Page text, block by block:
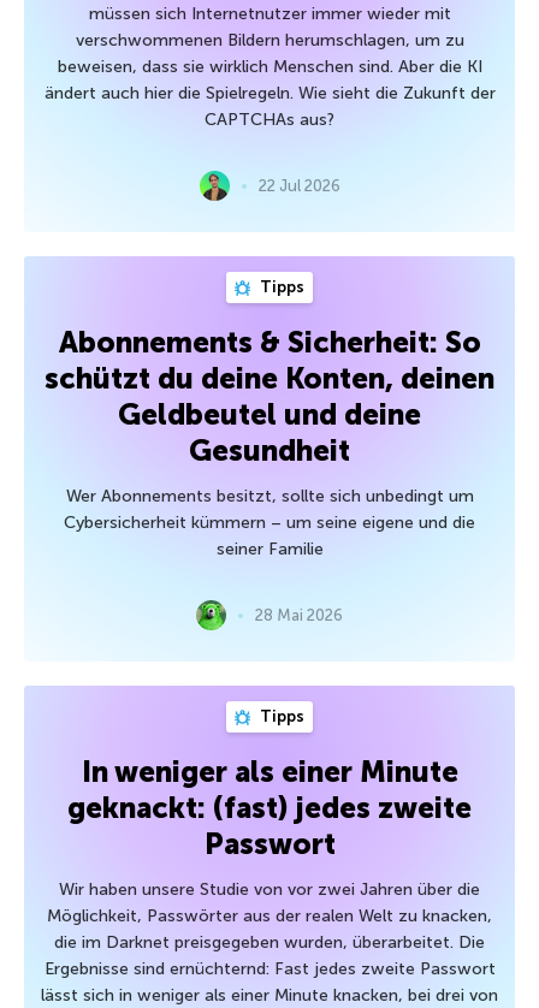
müssen sich Internetnutzer immer wieder mit
verschwommenen Bildern herumschlagen, um zu
beweisen, dass sie wirklich Menschen sind. Aber die KI
ändert auch hier die Spielregeln. Wie sieht die Zukunft der
CAPTCHAs aus?
22 Jul 2026
Tipps
Abonnements & Sicherheit: So
schützt du deine Konten, deinen
Geldbeutel und deine
Gesundheit
Wer Abonnements besitzt, sollte sich unbedingt um
Cybersicherheit kümmern – um seine eigene und die
seiner Familie
28 Mai 2026
Tipps
In weniger als einer Minute
geknackt: (fast) jedes zweite
Passwort
Wir haben unsere Studie von vor zwei Jahren über die
Möglichkeit, Passwörter aus der realen Welt zu knacken,
die im Darknet preisgegeben wurden, überarbeitet. Die
Ergebnisse sind ernüchternd: Fast jedes zweite Passwort
lässt sich in weniger als einer Minute knacken, bei drei von